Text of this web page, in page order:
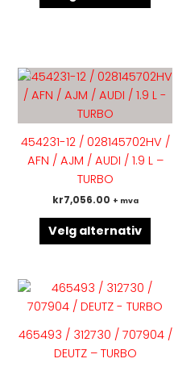
på
454231-12 / 028145702HV /
AFN / AJM / AUDI / 1.9 L –
TURBO
kr7,056.00 + mva
Velg alternativ
flere
465493 / 312730 / 707904 /
DEUTZ – TURBO
flere